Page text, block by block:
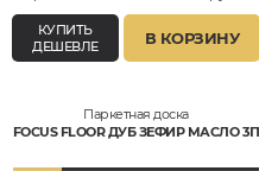
КУПИТЬ
ДЕШЕВЛЕ
В КОРЗИНУ
Паркетная доска
FOCUS FLOOR ДУБ ЗЕФИР МАСЛО 3П